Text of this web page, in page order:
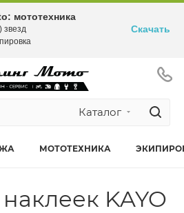
Каталог
МОТОТЕХНИКА
KAYO
мототехника
звезд
Скачать